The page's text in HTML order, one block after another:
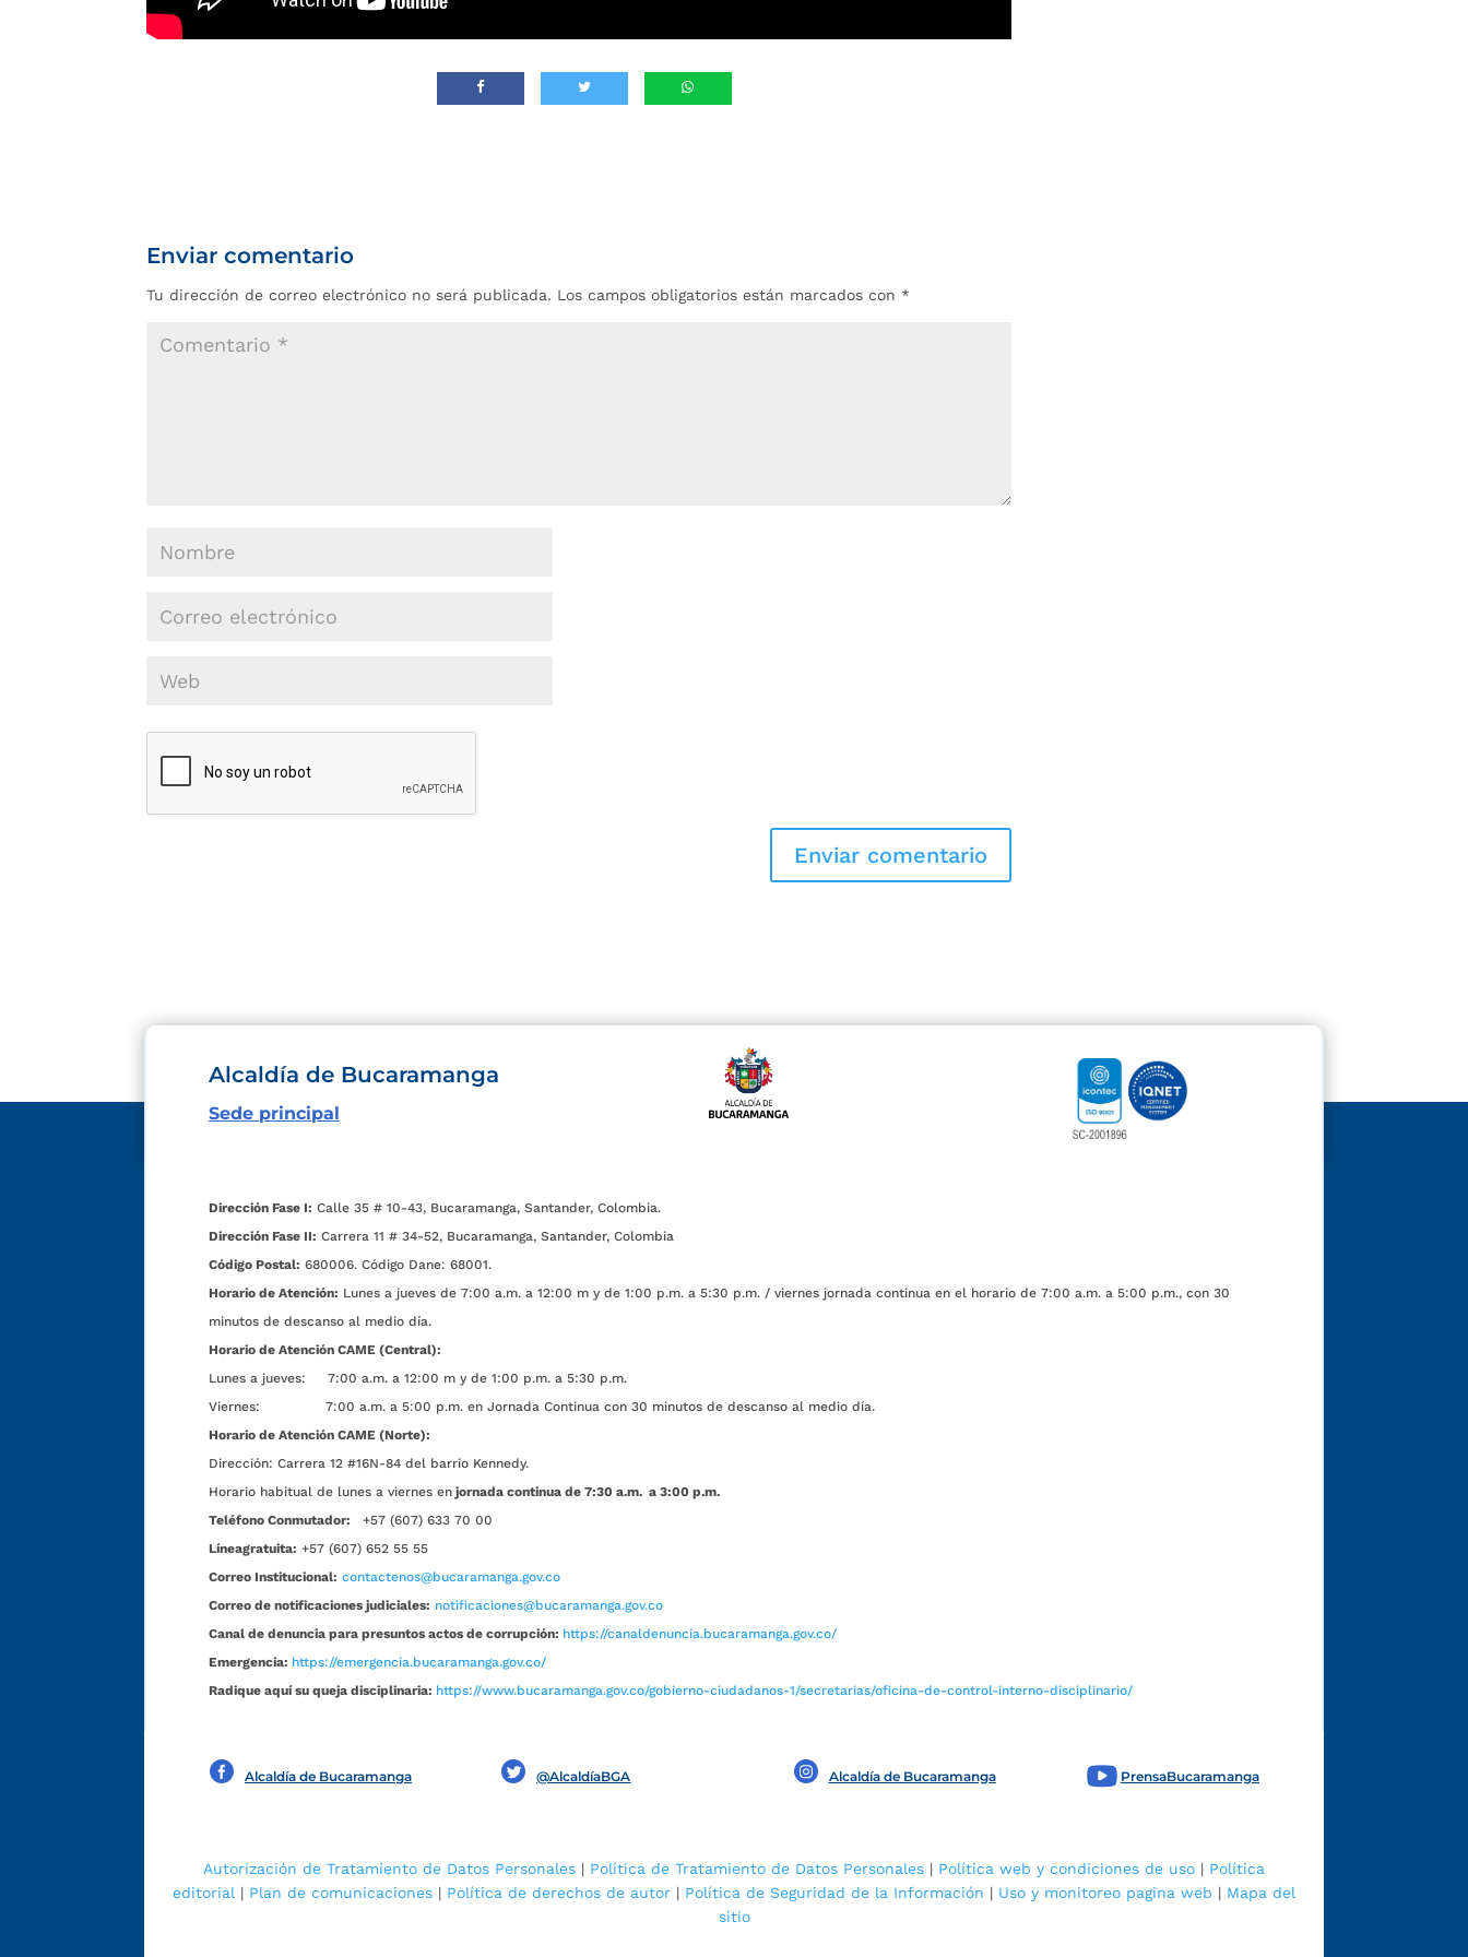
Enviar comentario
Tu dirección de correo electrónico no será publicada. Los campos obligatorios están marcados con *
Alcaldía de Bucaramanga
Sede principal
Dirección Fase I: Calle 35 # 10-43, Bucaramanga, Santander, Colombia.
Dirección Fase II: Carrera 11 # 34-52, Bucaramanga, Santander, Colombia
Código Postal: 680006. Código Dane: 68001.
Horario de Atención: Lunes a jueves de 7:00 a.m. a 12:00 m y de 1:00 p.m. a 5:30 p.m. / viernes jornada continua en el horario de 7:00 a.m. a 5:00 p.m., con 30
minutos de descanso al medio día.
Horario de Atención CAME (Central):
Lunes a jueves: 7:00 a.m. a 12:00 m y de 1:00 p.m. a 5:30 p.m.
Viernes: 7:00 a.m. a 5:00 p.m. en Jornada Continua con 30 minutos de descanso al medio día.
Horario de Atención CAME (Norte):
Dirección: Carrera 12 #16N-84 del barrio Kennedy.
Horario habitual de lunes a viernes en jornada continua de 7:30 a.m. a 3:00 p.m.
Teléfono Conmutador:
+57 (607) 633 70 00
Líneagratuita: +57 (607) 652 55 55
Correo Institucional: contactenos@bucaramanga.gov.co
Correo de notificaciones judiciales: notificaciones@bucaramanga.gov.co
Canal de denuncia para presuntos actos de corrupción: https://canaldenuncia.bucaramanga.gov.co/
Emergencia: https://emergencia.bucaramanga.gov.co/
Radique aquí su queja disciplinaria: https://www.bucaramanga.gov.co/gobierno-ciudadanos-1/secretarias/oficina-de-control-interno-disciplinario/
Alcaldía de Bucaramanga @AlcaldíaBGA Alcaldía de Bucaramanga PrensaBucaramanga
Autorización de Tratamiento de Datos Personales | Política de Tratamiento de Datos Personales | Política web y condiciones de uso | Política
editorial | Plan de comunicaciones | Política de derechos de autor | Política de Seguridad de la Información | Uso y monitoreo pagina web | Mapa del
sitio